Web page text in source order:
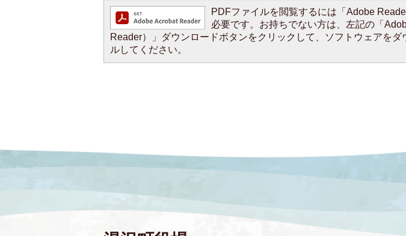
PDFファイルを閲覧するには「Adobe
必要です。お持ちでない方は、左記の「
Reader）」ダウンロードボタンをクリックして、ソフトウェアをダ
ルしてください。